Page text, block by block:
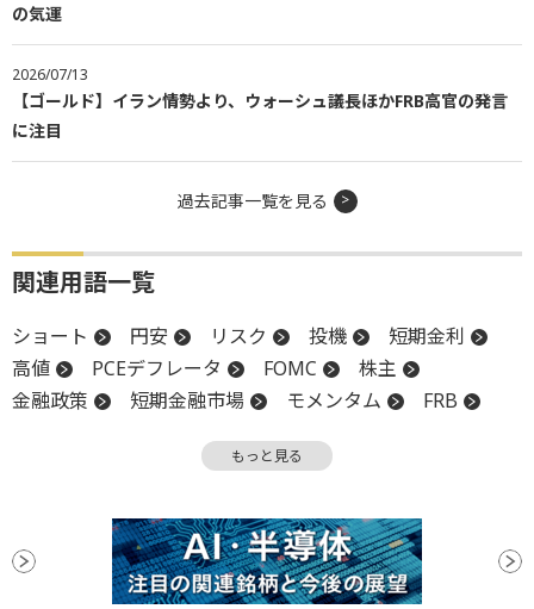
の気運
2026/07/13
【ゴールド】イラン情勢より、ウォーシュ議長ほかFRB高官の発言
に注目
過去記事一覧を見る
関連用語一覧
ショート 円安 リスク 投機
短期金利
高値
PCEデフレータ FOMC
株主
金融政策
短期金融市場 モメンタム
FRB
CPI 続落
もっと見る